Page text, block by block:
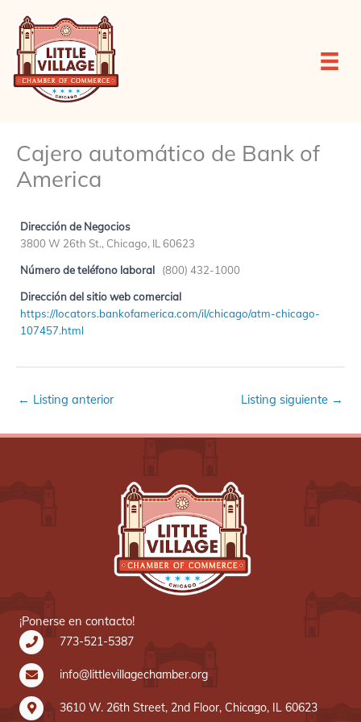
contenido
Cajero automático de Bank of
America
Dirección de Negocios
3800 W 26th St., Chicago, IL 60623
Número de teléfono laboral (800) 432-1000
Dirección del sitio web comercial
https://locators.bankofamerica.com/il/chicago/atm-chicago-
107457.html
← Listing anterior Listing siguiente →
¡Ponerse en contacto!
773-521-5387
info@littlevillagechamber.org
3610 W. 26th Street, 2nd Floor, Chicago, IL 60623